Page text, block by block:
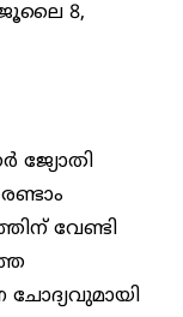
(ജൂലൈ 8,
ജ്യോതി
വേണ്ടി